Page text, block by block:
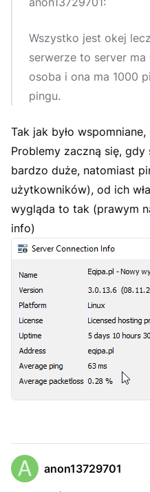
Wszystko jest okej
serwerze to server
osoba i ona ma 1000
pingu.
Tak jak było
Problemy zaczną się,
bardzo duże, natomiast
użytkowników), od ich
wygląda to tak (prawym
info)
anon13729701